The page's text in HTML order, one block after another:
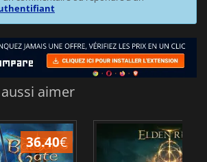
aimer
36.40€